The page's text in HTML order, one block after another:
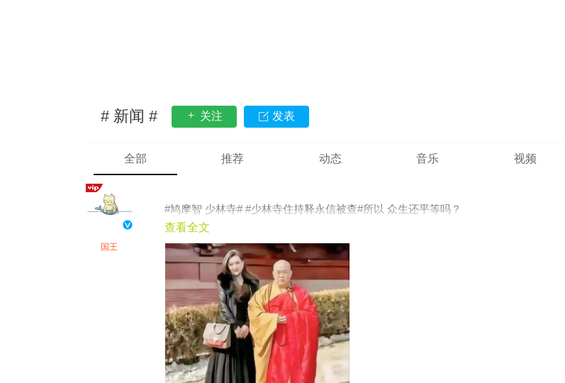
# 新闻 # 关注 发表
全部 推荐 动态 音乐 视频
国王
#鸠摩智 少林寺# #少林寺住持释永信被查#所以 众生还平等吗？
查看全文